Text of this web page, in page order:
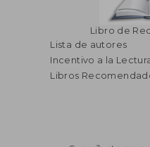
Libro de
Lista de autores
Incentivo a la
Libros